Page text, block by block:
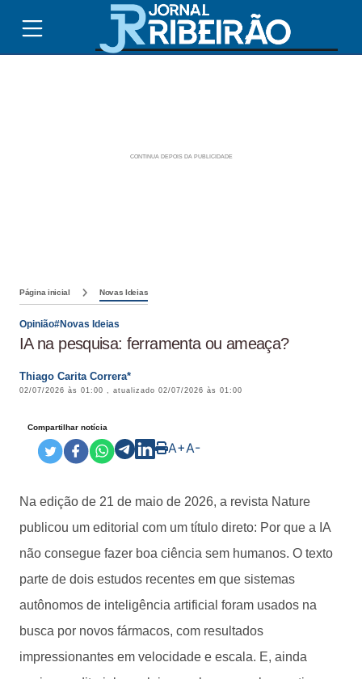
Página inicial Novas Ideias
Opinião#Novas Ideias
IA na pesquisa: ferramenta ou ameaça?
Thiago Carita Correra*
02/07/2026 às 01:00 , atualizado 02/07/2026 às 01:00
Compartilhar notícia
A+A-
Na edição de 21 de maio de 2026, a revista Nature
publicou um editorial com um título direto: Por que a IA
não consegue fazer boa ciência sem humanos. O texto
parte de dois estudos recentes em que sistemas
autônomos de inteligência artificial foram usados na
busca por novos fármacos, com resultados
impressionantes em velocidade e escala. E, ainda